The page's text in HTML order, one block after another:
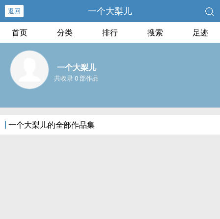
返回 一个大梨儿
首页 分类 排行 搜索 足迹
一个大梨儿
共收录 0 部作品
一个大梨儿的全部作品集